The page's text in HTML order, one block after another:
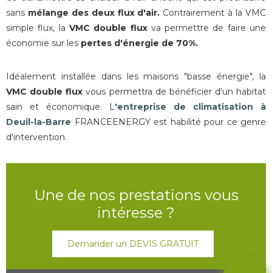
sans mélange des deux flux d'air. Contrairement à la VMC
simple flux, la VMC double fluxva permettre de faire une
économie sur les pertes d'énergie de 70%.
Idéalement installée dans les maisons "basse énergie", la
VMC double flux vous permettra de bénéficier d'un habitat
sain et économique. L'entreprise de climatisation à
Deuil-la-Barre FRANCEENERGY est habilité pour ce genre
d'intervention.
Une de nos prestations vous
intéresse ?
Demander un DEVIS GRATUIT